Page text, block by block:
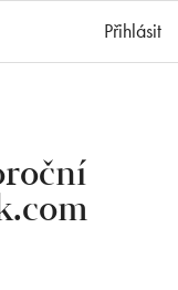
Přihlásit